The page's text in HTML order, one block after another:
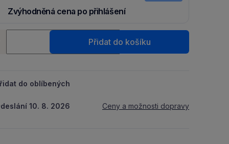
Zvýhodněná cena po přihlášení
+
Přidat do košíku
do oblíbených
10. 8. 2026 Ceny a možnosti dopravy